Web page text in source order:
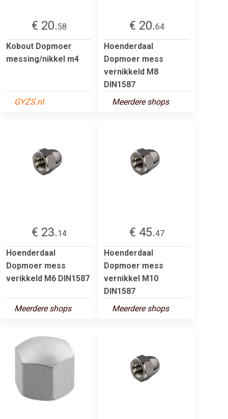
€ 20.58
Kobout Dopmoer
messing/nikkel m4
GYZS.nl
€ 20.64
Hoenderdaal
Dopmoer mess
vernikkeld M8
DIN1587
Meerdere shops
€ 23.14
Hoenderdaal
Dopmoer mess
verikkeld M6 DIN1587
Meerdere shops
€ 45.47
Hoenderdaal
Dopmoer mess
vernikkel M10
DIN1587
Meerdere shops